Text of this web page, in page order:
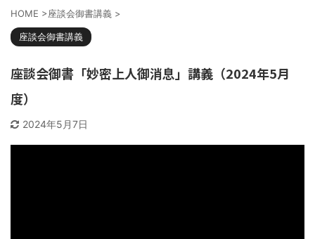
HOME >座談会御書講義 >
座談会御書講義
座談会御書「妙密上人御消息」講義（2024年5月
度）
2024年5月7日